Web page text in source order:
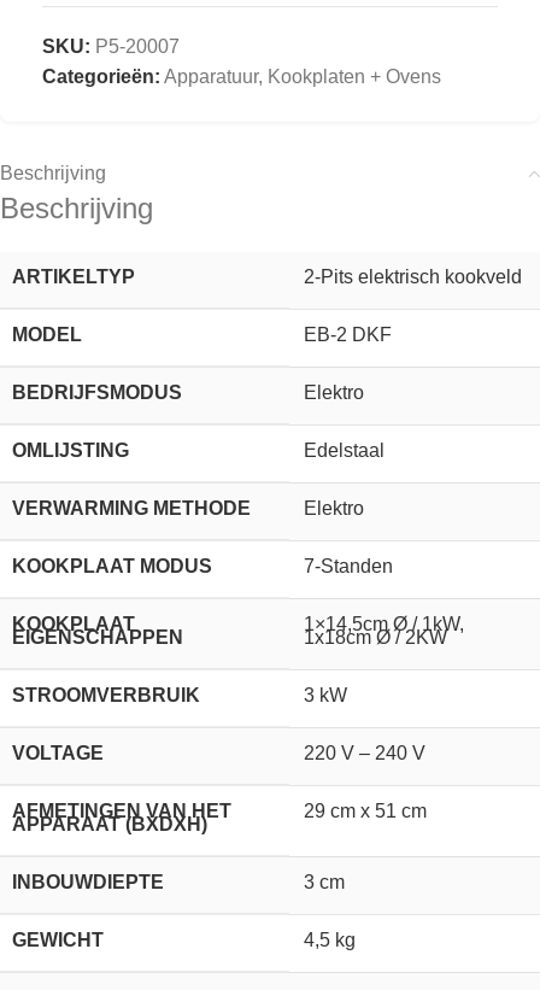
SKU: P5-20007
Categorieën: Apparatuur, Kookplaten + Ovens
Beschrijving
Beschrijving
ARTIKELTYP 2-Pits elektrisch kookveld
MODEL EB-2 DKF
BEDRIJFSMODUS Elektro
OMLIJSTING Edelstaal
VERWARMING METHODE Elektro
KOOKPLAAT MODUS 7-Standen
KOOKPLAAT
EIGENSCHAPPEN
1×14,5cm Ø / 1kW,
1x18cm Ø / 2KW
STROOMVERBRUIK 3 kW
VOLTAGE 220 V – 240 V
AFMETINGEN VAN HET
APPARAAT (BXDXH)
29 cm x 51 cm
INBOUWDIEPTE 3 cm
GEWICHT 4,5 kg